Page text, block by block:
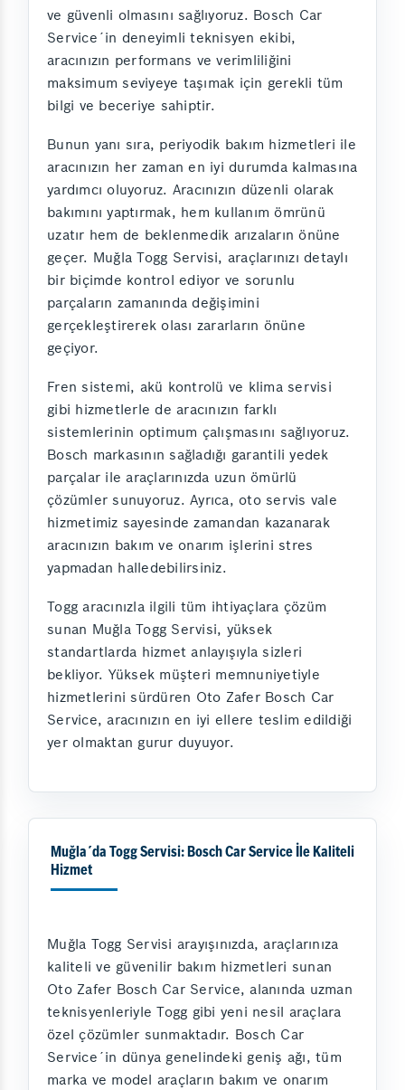
ve güvenli olmasını sağlıyoruz. Bosch Car
Service´in deneyimli teknisyen ekibi,
aracınızın performans ve verimliliğini
maksimum seviyeye taşımak için gerekli tüm
bilgi ve beceriye sahiptir.
Bunun yanı sıra, periyodik bakım hizmetleri ile
aracınızın her zaman en iyi durumda kalmasına
yardımcı oluyoruz. Aracınızın düzenli olarak
bakımını yaptırmak, hem kullanım ömrünü
uzatır hem de beklenmedik arızaların önüne
geçer. Muğla Togg Servisi, araçlarınızı detaylı
bir biçimde kontrol ediyor ve sorunlu
parçaların zamanında değişimini
gerçekleştirerek olası zararların önüne
geçiyor.
Fren sistemi, akü kontrolü ve klima servisi
gibi hizmetlerle de aracınızın farklı
sistemlerinin optimum çalışmasını sağlıyoruz.
Bosch markasının sağladığı garantili yedek
parçalar ile araçlarınızda uzun ömürlü
çözümler sunuyoruz. Ayrıca, oto servis vale
hizmetimiz sayesinde zamandan kazanarak
aracınızın bakım ve onarım işlerini stres
yapmadan halledebilirsiniz.
Togg aracınızla ilgili tüm ihtiyaçlara çözüm
sunan Muğla Togg Servisi, yüksek
standartlarda hizmet anlayışıyla sizleri
bekliyor. Yüksek müşteri memnuniyetiyle
hizmetlerini sürdüren Oto Zafer Bosch Car
Service, aracınızın en iyi ellere teslim edildiği
yer olmaktan gurur duyuyor.
Muğla´da Togg Servisi: Bosch Car Service İle Kaliteli
Hizmet
Muğla Togg Servisi arayışınızda, araçlarınıza
kaliteli ve güvenilir bakım hizmetleri sunan
Oto Zafer Bosch Car Service, alanında uzman
teknisyenleriyle Togg gibi yeni nesil araçlara
özel çözümler sunmaktadır. Bosch Car
Service´in dünya genelindeki geniş ağı, tüm
marka ve model araçların bakım ve onarım